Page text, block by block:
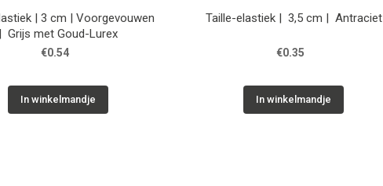
| 3 cm | Voorgevouwen
Grijs met Goud-Lurex
€0.54
In winkelmandje
Taille-elastiek | 3,5 cm | Antraciet
€0.35
In winkelmandje